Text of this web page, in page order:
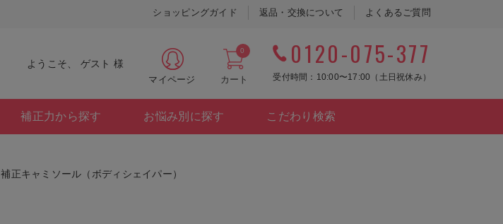
ようこそ、 ゲスト 様
マイページ カート
0 0120-075-377
受付時間：10:00〜17:00（土日祝休み）
ショッピングガイド 返品・交換について よくあるご質問
補正力から探す お悩み別に探す こだわり検索
補正キャミソール（ボディシェイパー）